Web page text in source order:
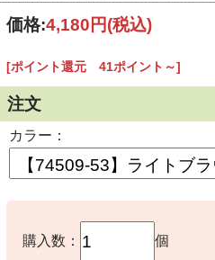
価格:4,180円(税込)
[ポイント還元 41ポイント～]
注文
カラー：
購入数： 個